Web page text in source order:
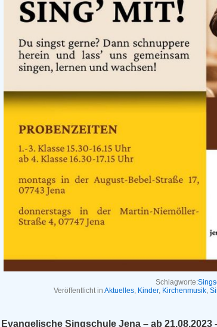
Schlagworte:
Veröffentlicht in Aktuelles, Kinder, Kirchenmusik,
Evangelische Singschule Jena – ab 21.08.2023